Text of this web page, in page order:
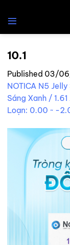
10.1
Published 03/
NOTICA N5
Sáng Xanh /
Loạn: 0.00 ~ -